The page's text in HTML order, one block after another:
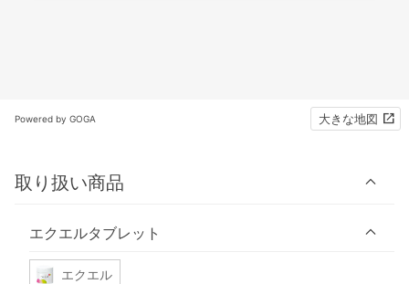
Powered by GOGA 大きな地図
取り扱い商品
エクエルタブレット
エクエル